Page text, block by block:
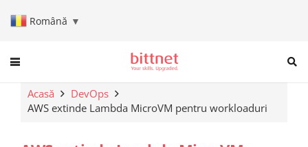
Română ▼
When autocomplete results
Acasă
DevOps
AWS extinde Lambda MicroVM pentru workloaduri